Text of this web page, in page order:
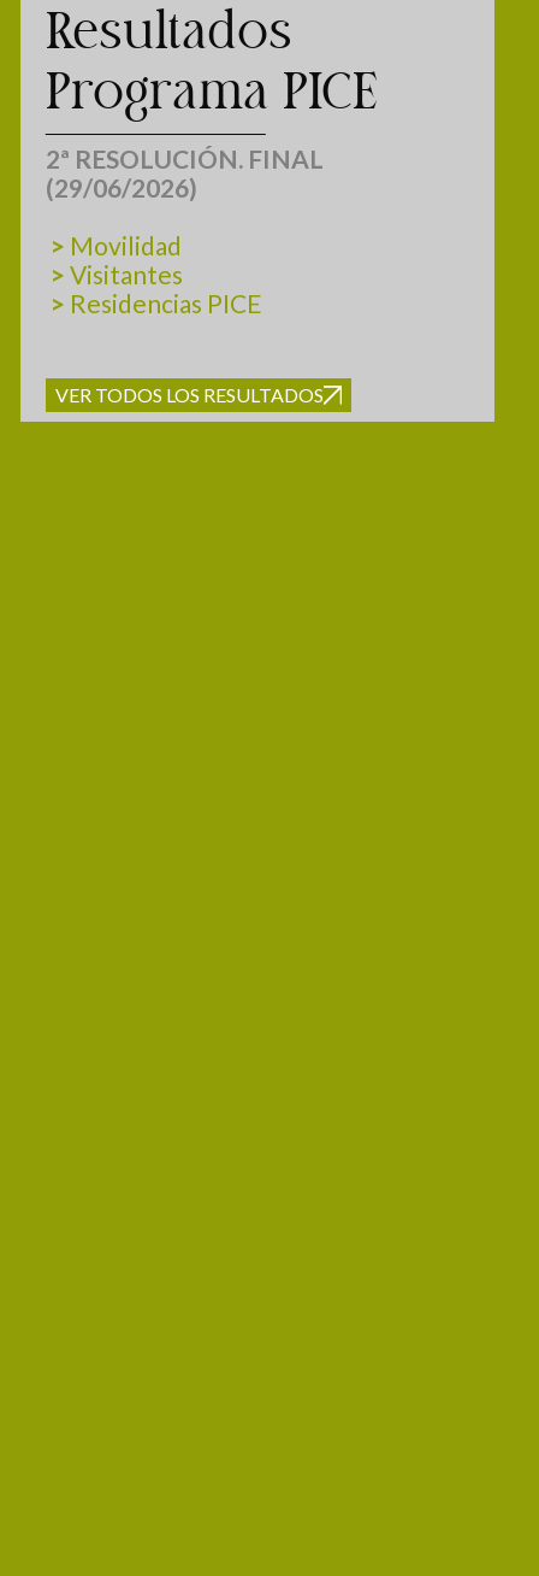
Resultados
Programa PICE
2ª RESOLUCIÓN. FINAL
(29/06/2026)
> Movilidad
> Visitantes
> Residencias PICE
VER TODOS LOS RESULTADOS